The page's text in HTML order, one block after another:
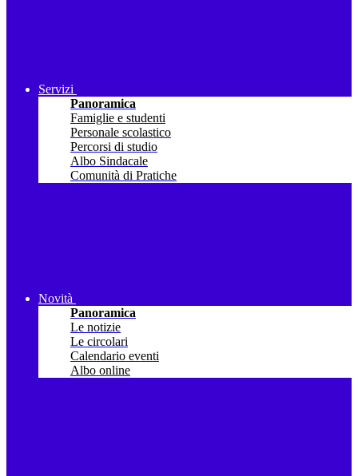
Servizi
Panoramica
Famiglie e studenti
Personale scolastico
Percorsi di studio
Albo Sindacale
Comunità di Pratiche
Novità
Panoramica
Le notizie
Le circolari
Calendario eventi
Albo online